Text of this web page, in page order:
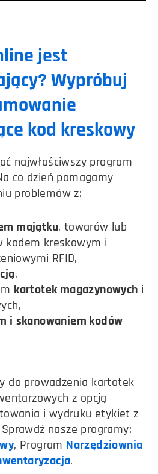
jest
Wypróbuj
kod kreskowy
najwłaściwszy program
co dzień pomagamy
problemów z:
majątku, towarów lub
kodem kreskowym i
RFID,
,
kartotek magazynowych i
i skanowaniem kodów
do prowadzenia kartotek
z opcją
i wydruku etykiet z
nasze programy:
, Program Narzędziownia
.